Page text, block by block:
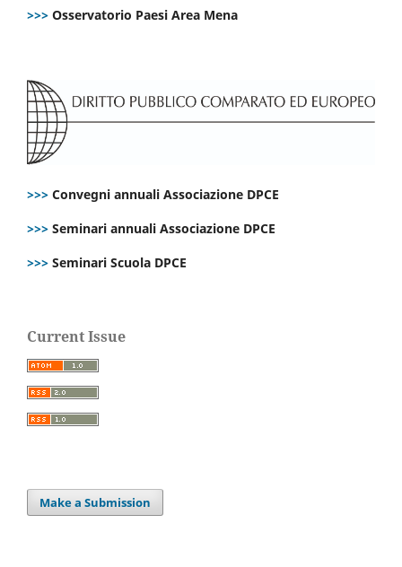
>>> Osservatorio Paesi Area Mena
>>> Convegni annuali Associazione DPCE
>>> Seminari annuali Associazione DPCE
>>> Seminari Scuola DPCE
Current Issue
Make a Submission